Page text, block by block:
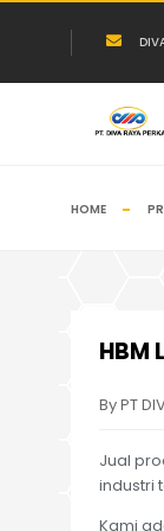
HOME
HBM
By PT
Jual
industri
Kami